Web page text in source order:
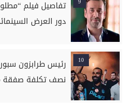
تفاصيل فيلم
دور العرض
10
رئيس طرابزون
نصف تكلفة صفقة